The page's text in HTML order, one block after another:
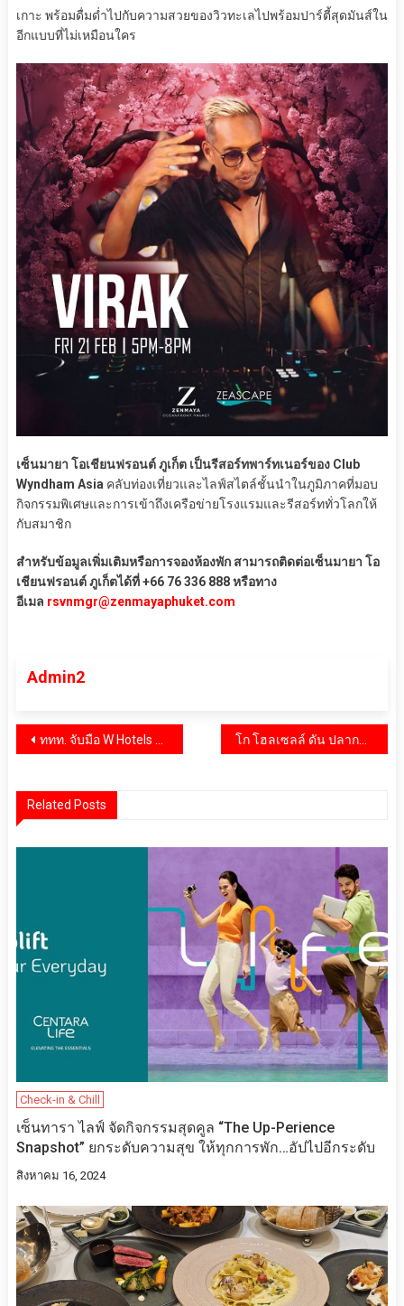
เกาะ พร้อมดื่มด่ำไปกับความสวยของวิวทะเลไปพร้อมปาร์ตี้สุดมันส์ใน
อีกแบบที่ไม่เหมือนใคร
เซ็นมายา โอเชียนฟรอนต์ ภูเก็ต เป็นรีสอร์ทพาร์ทเนอร์ของ Club
Wyndham Asia คลับท่องเที่ยวและไลฟ์สไตล์ชั้นนำในภูมิภาคที่มอบ
กิจกรรมพิเศษและการเข้าถึงเครือข่ายโรงแรมและรีสอร์ททั่วโลกให้
กับสมาชิก
สำหรับข้อมูลเพิ่มเติมหรือการจองห้องพัก สามารถติดต่อเซ็นมายา โอ
เชียนฟรอนต์ ภูเก็ตได้ที่ +66 76 336 888 หรือทาง
อีเมล rsvnmgr@zenmayaphuket.com
Admin2
แนะแนว
ททท. จับมือ W Hotels ยกระดับการท่องเที่ยว LGBTQ+ เปิดโครงการ “Amazing Thailand Out There” เฉลิมฉลองการเปิดรับความหลากหลายทางวัฒนธรรมและความเท่าเทียม ผลักดันประเทศไทยให้เป็นจุดหมายปลายทางอันดับหนึ่งของนักท่องเที่ยว LGBTQ+ โก โฮลเซลล์ ดัน ปลากะพงสามน้ำทะเลสาบสงขลา ชูของดี GI เอกลักษณ์ท้องถิ่น ต่อยอดสู่สินค้าสำหรับผู้ประกอบการร้านอาหาร
Related Posts
Check-in & Chill
เซ็นทารา ไลฟ์ จัดกิจกรรมสุดคูล “The Up-Perience
Snapshot” ยกระดับความสุข ให้ทุกการพัก…อัปไปอีกระดับ
สิงหาคม 16, 2024